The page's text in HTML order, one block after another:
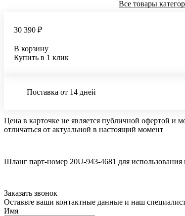
Все товары
30 390 ₽
В корзину
Купить в 1 клик
Поставка от 14 дней
Цена в карточке не является публичной офертой и
отличаться от актуальной в настоящий момент
Шланг парт-номер 20U-943-4681 для использования
Заказать звонок
Оставьте ваши контактные данные и наш
Имя